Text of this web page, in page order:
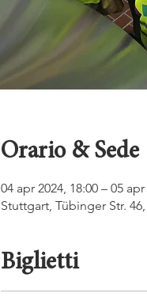
Orario & Sede
04 apr 2024, 18:00 – 05
Stuttgart, Tübinger Str.
Biglietti